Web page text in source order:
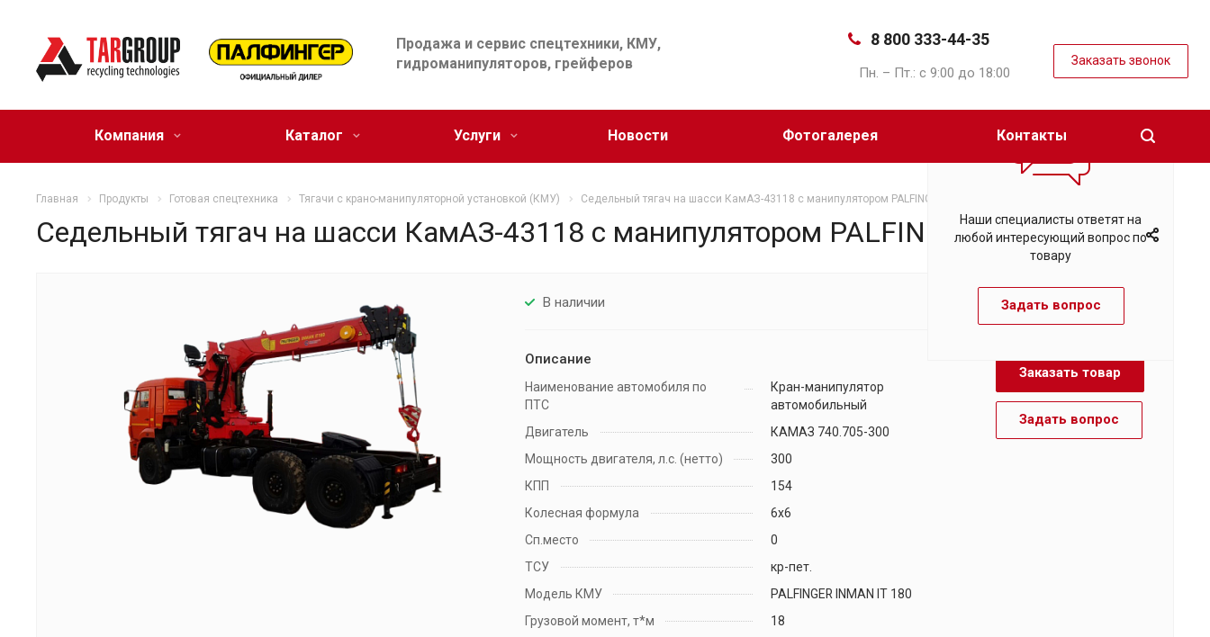
Продажа и сервис спецтехники, КМУ,
гидроманипуляторов, грейферов
8 800 333-44-35
Пн. – Пт.: с 9:00 до 18:00
Заказать звонок
Компания Каталог Услуги Новости Фотогалерея Контакты
Главная Продукты Готовая спецтехника Тягачи с крано-манипуляторной установкой (КМУ) Седельный тягач на шасси КамАЗ-43118 с манипулятором PALFINGER IT 180
Седельный тягач на шасси КамАЗ-43118 с манипулятором PALFINGER IT 180
В наличии
Описание
Наименование автомобиля по
ПТС
Кран-манипулятор
автомобильный
Двигатель
КАМАЗ 740.705-300
Мощность двигателя, л.с. (нетто)
300
КПП
154
Колесная формула
6х6
Сп.место
0
ТСУ
кр-пет.
Модель КМУ
PALFINGER INMAN IT 180
Грузовой момент, т*м
18
Заказать товар
Задать вопрос
Наши специалисты ответят на
любой интересующий вопрос по
товару
Задать вопрос